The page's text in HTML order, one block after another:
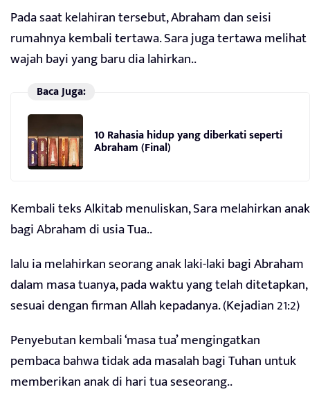
Pada saat kelahiran tersebut, Abraham dan seisi
rumahnya kembali tertawa. Sara juga tertawa melihat
wajah bayi yang baru dia lahirkan..
Baca Juga:
10 Rahasia hidup yang diberkati seperti
Abraham (Final)
Kembali teks Alkitab menuliskan, Sara melahirkan anak
bagi Abraham di usia Tua..
lalu ia melahirkan seorang anak laki-laki bagi Abraham
dalam masa tuanya, pada waktu yang telah ditetapkan,
sesuai dengan firman Allah kepadanya. (Kejadian 21:2)
Penyebutan kembali ‘masa tua’ mengingatkan
pembaca bahwa tidak ada masalah bagi Tuhan untuk
memberikan anak di hari tua seseorang..